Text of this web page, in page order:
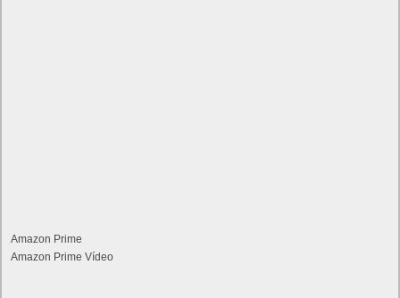
Amazon Prime
Amazon Prime Vídeo